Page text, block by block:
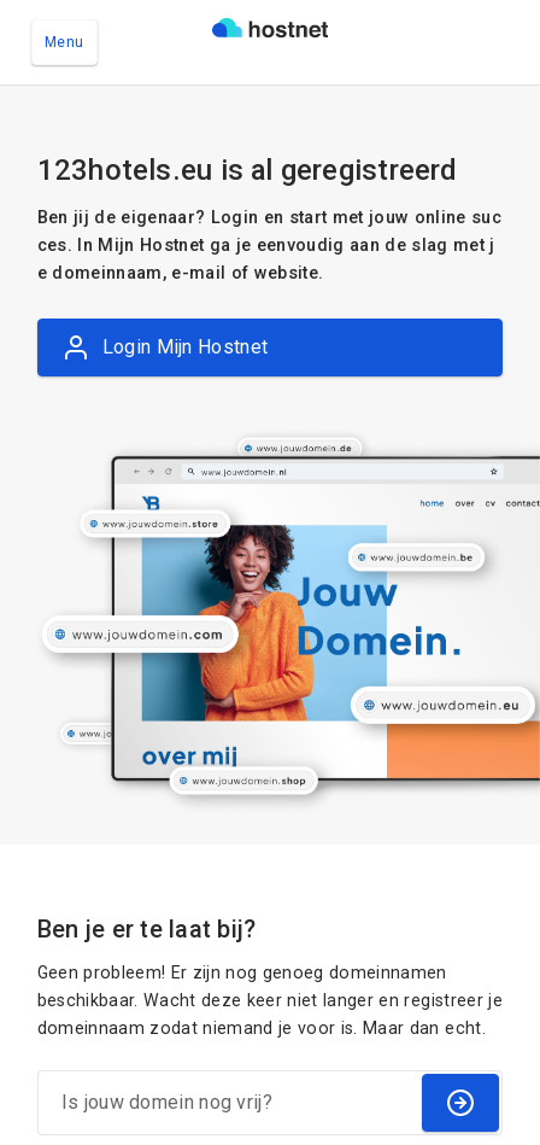
Menu
123hotels.eu is al geregistreerd
Ben jij de eigenaar? Login en start met jouw online suc
ces. In Mijn Hostnet ga je eenvoudig aan de slag met j
e domeinnaam, e-mail of website.
Login Mijn Hostnet
Ben je er te laat bij?
Geen probleem! Er zijn nog genoeg domeinnamen
beschikbaar. Wacht deze keer niet langer en registreer je
domeinnaam zodat niemand je voor is. Maar dan echt.